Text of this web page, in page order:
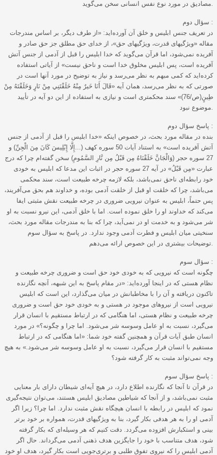
سؤال دوم :
در تعریف جنس ابلیس و خلق آن آورده‌اید: «از طرف دیگر، بر اساس مندرجات
مقاله «ویژگیهای قدرت، ویژگیهای حق»، از خدای حق مطلق جز حق صادر و
آفریده نمی‌شود، اما قرآن می‌گوید که خدا ابلیس را قبل از آدمی از جنس آتش
آفریده است، پس ابلیس مخلوق خدا است و ناحق نیست» از آیاتی استفاده
کرده‌اید که کمی مبهم به نظر می‌رسد و نیاز به توضیح در مورد آنها است در
صورتی که به نظر می‌رسد، همان آیه «قَالَ أَنَا خَيرٌ مِنْهُ خَلَقْتَنِي مِنْ نَارٍ وَخَلَقْتَهُ مِنْ
طِينٍ(ص/76)» سند محکمتری است و نیازی به استفاده از این دو آیه در تأیید
پاسخ سؤال دوم :
بنده در مقاله مورد بحث، در خصوص اینکه «خدا ابلیس را قبل از آدمی از جنس
آتش آفریده است» به استناد آیات 50 سوره کهف (...إِلَّا إِبْلِيسَ كَانَ مِنَ الْجِنِّ) و
27 سوره حجر (وَالْجَانَّ خَلَقْنَاهُ مِن قَبْلُ مِن نَّارِ‌ السَّمُومِ) سخن گفته‌ام چرا که درج
عبارت «مِن قَبْلُ» در آیه 27 سوره حجر در اثبات این مدعا که ابلیس به خودی
خود رابطه‌ای ناحق نمی‌باشد، بلکه لازمه چرخه طبیعت است، سند محکمی
می‌باشد، چرا که خلقت او قبل از خلقت آدمی بوده، و خداوند هم بحق می‌آفریند،
پس حتماً، ابلیس به عنوان نیرویی ضروری در چرخه طبیعت نقش مثبتی ایفا
می‌کند که خداوند او را خلق نموده است. اما با خلق آدمی، این نیرو نسبت به او
شر می‌شود و به خدمت او در نمی‌آید، چرا که بنا به مندرجات مقاله مورد بحث،
سنخیتی میان ابلیس و فطرت آدمی وجود ندارد. در پاسخ به سؤال سوم
سؤال سوم :
چگونه است که نیرویی که به خودی خود حق است و ضروری چرخه طبیعت و
نظام هستی که در اینجا آورده‌اید: «در مقام پاسخ به این شبهه، آنچه نگارنده
تاکنون دریافته و آن را با مخاطبانش در میان می‌گذارد، این است که ابلیس
نیرو‌یی است از نیروهای موجود در هستی و به خودی خود حق است و ضروری
چرخه طبیعت و نظام هستی، اما هنگامی که در ارتباط مستقیم با انسان قرار
می‌گیرد، نسبت به او عامل وسوسه شر می‌شود. اما چرا و چگونه؟» در مورد
انسان طبق آیات قرآن و همچنین گفته خود شما: «اما هنگامی که در ارتباط
مستقیم با انسان قرار می‌گیرد، نسبت به او عامل وسوسه شر می‌شود.» به هیچ
وجه نمی‌تواند مثبت به کار گرفته شود؟
پاسخ سؤال سوم :
در قرآن تا آنجا که نگارنده اطلاع دارد، در هیچ آیه‌ای شیطان دارای بار معنایی
مثبت نمی‌باشد، و از آنجا که شیاطین مصادیق ابلیس هستند، می‌توان نتیجه‌گیری
نمود که ابلیس در رابطه با انسان هیچگاه نقش مثبت ندارد. اما چرا؟ زیرا اگر
آدمی او را به هر هدفی بکار گیرد، بنا به ویژگیهای قدرت، همواره بر خود برتر
بینی و استکبارش افزوده می‌گردد. دقت کنیم که هر وسیله‌ای که بکار گرفته
شود، هدف متناسب با خود را جایگزین هدف ذهنی آدمی می‌گرداند. حال اگر
آدمی ابلیس را که نیروی تفوق طلبی و برتری‌جویی است بکار گیرد، هدف او خود